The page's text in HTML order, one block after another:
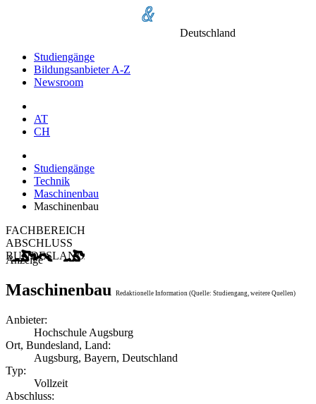
Deutschland
Studiengänge
Bildungsanbieter A-Z
Newsroom
AT
CH
Studiengänge
Technik
Maschinenbau
Maschinenbau
FACHBEREICH
ABSCHLUSS
BUNDESLAND
Anzeige
Maschinenbau Redaktionelle Information (Quelle: Studiengang, weitere Quellen)
Anbieter:
Hochschule Augsburg
Ort, Bundesland, Land:
Augsburg, Bayern, Deutschland
Typ:
Vollzeit
Abschluss: